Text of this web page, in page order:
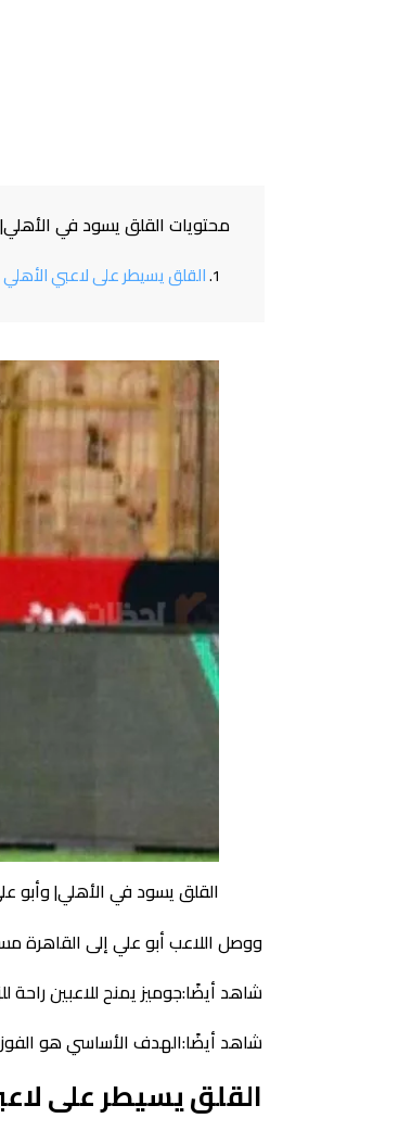
محتويات القلق يسود في
القلق يسيطر على لاعبي
القلق يسود في الأهلي| وأبو
ووصل اللاعب أبو علي إلى القاهرة
شاهد أيضًا:جوميز يمنح للاعبين راحة للزمالك لمدة 24
شاهد أيضًا:الهدف الأساسي هو
القلق يسيطر على